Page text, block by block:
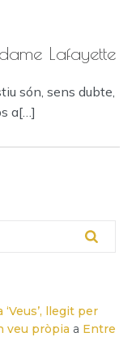
Lafayette
són, sens dubte,
a[…]
llegit per
veu pròpia a Entre